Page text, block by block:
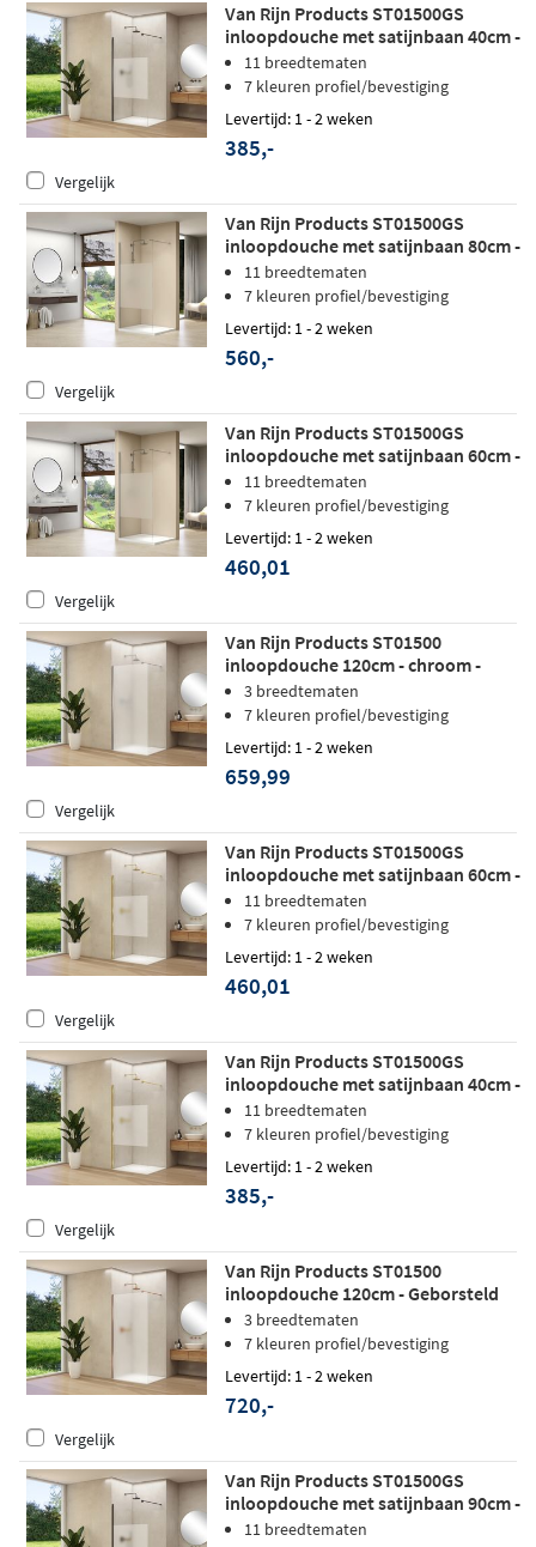
Van Rijn Products ST01500GS
inloopdouche met satijnbaan 40cm -
Geborsteld gunmetal - zonder
stabilisatiestang
11 breedtematen
7 kleuren profiel/bevestiging
Levertijd: 1 - 2 weken
385,-
Vergelijk
Van Rijn Products ST01500GS
inloopdouche met satijnbaan 80cm -
Geborsteld RVS
11 breedtematen
7 kleuren profiel/bevestiging
Levertijd: 1 - 2 weken
560,-
Vergelijk
Van Rijn Products ST01500GS
inloopdouche met satijnbaan 60cm -
Geborsteld RVS - zonder
stabilisatiestang
11 breedtematen
7 kleuren profiel/bevestiging
Levertijd: 1 - 2 weken
460,01
Vergelijk
Van Rijn Products ST01500
inloopdouche 120cm - chroom -
Satijnglas
3 breedtematen
7 kleuren profiel/bevestiging
Levertijd: 1 - 2 weken
659,99
Vergelijk
Van Rijn Products ST01500GS
inloopdouche met satijnbaan 60cm -
Geborsteld messing - zonder
stabilisatiestang
11 breedtematen
7 kleuren profiel/bevestiging
Levertijd: 1 - 2 weken
460,01
Vergelijk
Van Rijn Products ST01500GS
inloopdouche met satijnbaan 40cm -
Geborsteld messing - zonder
stabilisatiestang
11 breedtematen
7 kleuren profiel/bevestiging
Levertijd: 1 - 2 weken
385,-
Vergelijk
Van Rijn Products ST01500
inloopdouche 120cm - Geborsteld
koper - Satijnglas
3 breedtematen
7 kleuren profiel/bevestiging
Levertijd: 1 - 2 weken
720,-
Vergelijk
Van Rijn Products ST01500GS
inloopdouche met satijnbaan 90cm -
Mat zwart
11 breedtematen